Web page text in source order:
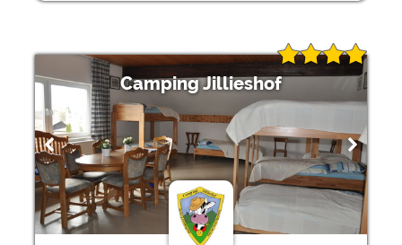
Camping Jillieshof